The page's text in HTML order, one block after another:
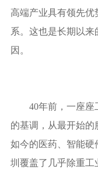
高端产业具有领先优
系。这也是长期以
因。
40年前，一座座
的基调，从最开始的
如今的医药、智能硬
圳覆盖了几乎除重工